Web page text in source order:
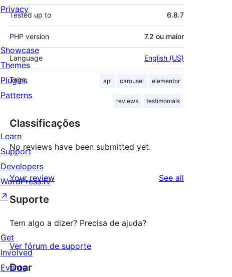
Tested up to 6.8.7
PHP version 7.2 ou maior
Language English (US)
Tags api carousel elementor
reviews testimonials
Classificações
No reviews have been submitted yet.
Your review See all
Suporte
Tem algo a dizer? Precisa de ajuda?
Ver fórum de suporte
Doar
Privacy
Showcase
Themes
Plugins
Patterns
Learn
Support
Developers
WordPress.tv
↗
Get
Involved
Events